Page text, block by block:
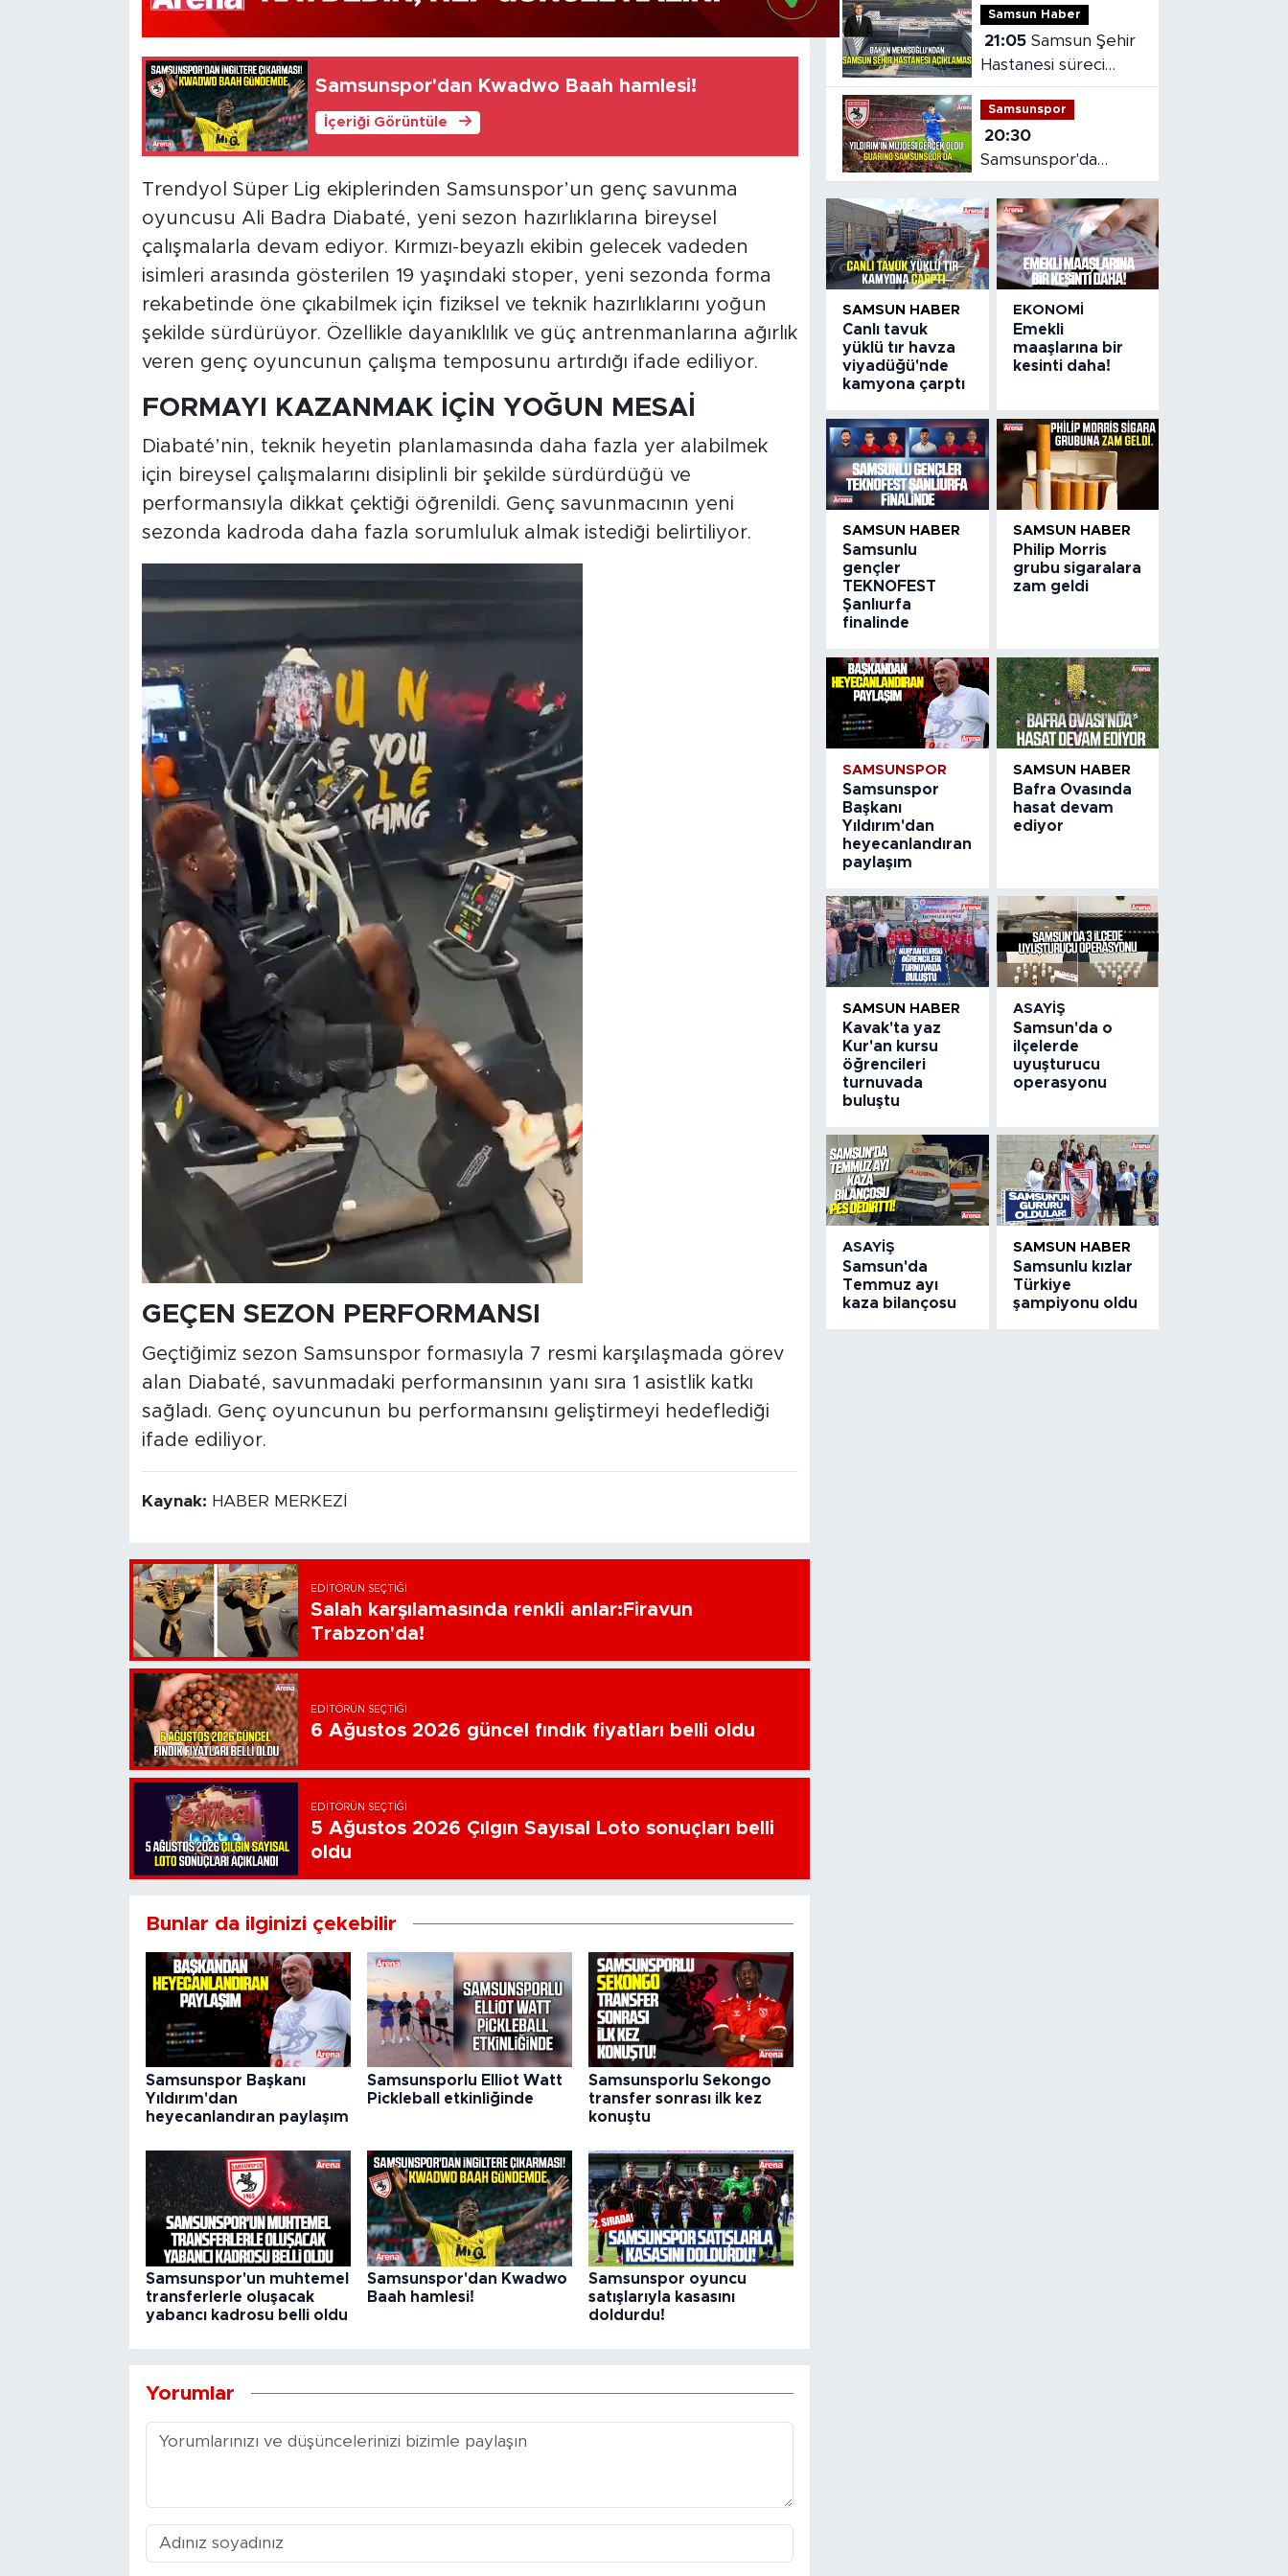
Samsunspor'dan Kwadwo Baah hamlesi!
İçeriği Görüntüle
Trendyol Süper Lig ekiplerinden Samsunspor’un genç savunma
oyuncusu Ali Badra Diabaté, yeni sezon hazırlıklarına bireysel
çalışmalarla devam ediyor. Kırmızı-beyazlı ekibin gelecek vadeden
isimleri arasında gösterilen 19 yaşındaki stoper, yeni sezonda forma
rekabetinde öne çıkabilmek için fiziksel ve teknik hazırlıklarını yoğun
şekilde sürdürüyor. Özellikle dayanıklılık ve güç antrenmanlarına ağırlık
veren genç oyuncunun çalışma temposunu artırdığı ifade ediliyor.
FORMAYI KAZANMAK İÇİN YOĞUN MESAİ
Diabaté’nin, teknik heyetin planlamasında daha fazla yer alabilmek
için bireysel çalışmalarını disiplinli bir şekilde sürdürdüğü ve
performansıyla dikkat çektiği öğrenildi. Genç savunmacının yeni
sezonda kadroda daha fazla sorumluluk almak istediği belirtiliyor.
GEÇEN SEZON PERFORMANSI
Geçtiğimiz sezon Samsunspor formasıyla 7 resmi karşılaşmada görev
alan Diabaté, savunmadaki performansının yanı sıra 1 asistlik katkı
sağladı. Genç oyuncunun bu performansını geliştirmeyi hedeflediği
ifade ediliyor.
Kaynak: HABER MERKEZİ
EDITÖRÜN SEÇTIĞI
Salah karşılamasında renkli anlar:Firavun
Trabzon'da!
EDITÖRÜN SEÇTIĞI
6 Ağustos 2026 güncel fındık fiyatları belli oldu
EDITÖRÜN SEÇTIĞI
5 Ağustos 2026 Çılgın Sayısal Loto sonuçları belli
oldu
Bunlar da ilginizi çekebilir
Samsunspor Başkanı
Yıldırım'dan
heyecanlandıran paylaşım
Samsunsporlu Elliot Watt
Pickleball etkinliğinde
Samsunsporlu Sekongo
transfer sonrası ilk kez
konuştu
Samsunspor'un muhtemel
transferlerle oluşacak
yabancı kadrosu belli oldu
Samsunspor'dan Kwadwo
Baah hamlesi!
Samsunspor oyuncu
satışlarıyla kasasını
doldurdu!
Yorumlar
Samsun Haber
21:05 Samsun Şehir
Hastanesi süreci
masaya yatırıldı
Samsunspor
20:30
Samsunspor'da
Gabriele dönemi
başladı
SAMSUN HABER
Canlı tavuk
yüklü tır havza
viyadüğü'nde
kamyona çarptı
EKONOMI
Emekli
maaşlarına bir
kesinti daha!
SAMSUN HABER
Samsunlu
gençler
TEKNOFEST
Şanlıurfa
finalinde
SAMSUN HABER
Philip Morris
grubu sigaralara
zam geldi
SAMSUNSPOR
Samsunspor
Başkanı
Yıldırım'dan
heyecanlandıran
paylaşım
SAMSUN HABER
Bafra Ovasında
hasat devam
ediyor
SAMSUN HABER
Kavak'ta yaz
Kur'an kursu
öğrencileri
turnuvada
buluştu
ASAYIŞ
Samsun'da o
ilçelerde
uyuşturucu
operasyonu
ASAYIŞ
Samsun'da
Temmuz ayı
kaza bilançosu
SAMSUN HABER
Samsunlu kızlar
Türkiye
şampiyonu oldu